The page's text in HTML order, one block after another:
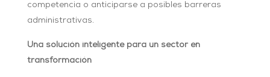
competencia o anticiparse a posibles barreras
administrativas.
Una solución inteligente para un sector en
transformación